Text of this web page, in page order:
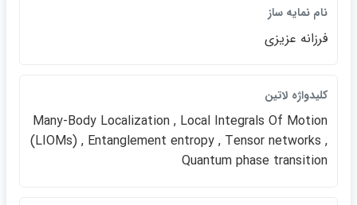
نام نمايه ساز
فرزانه عزيزي
كليدواژه لاتين
Many-­Body Localization , Local Integrals Of Motion
(LIOMs) , Entanglement entropy , Tensor networks ,
Quantum phase transition